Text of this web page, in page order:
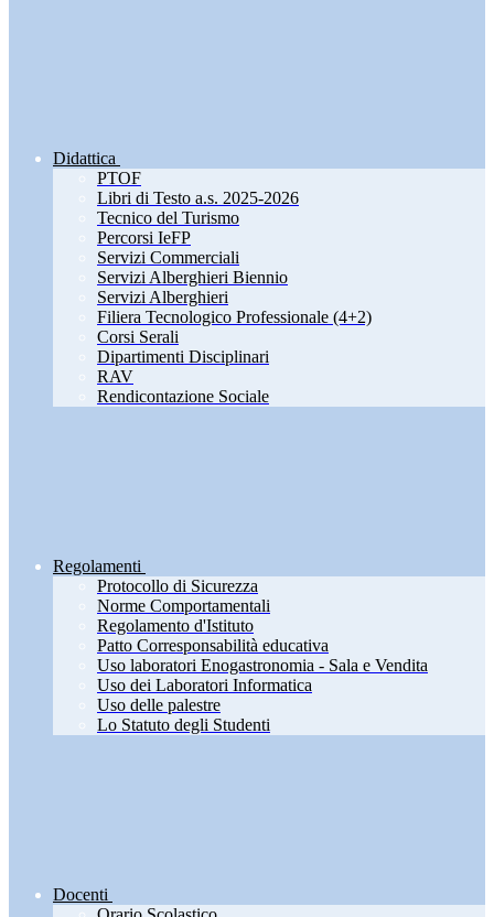
Didattica
PTOF
Libri di Testo a.s. 2025-2026
Tecnico del Turismo
Percorsi IeFP
Servizi Commerciali
Servizi Alberghieri Biennio
Servizi Alberghieri
Filiera Tecnologico Professionale (4+2)
Corsi Serali
Dipartimenti Disciplinari
RAV
Rendicontazione Sociale
Regolamenti
Protocollo di Sicurezza
Norme Comportamentali
Regolamento d'Istituto
Patto Corresponsabilità educativa
Uso laboratori Enogastronomia - Sala e Vendita
Uso dei Laboratori Informatica
Uso delle palestre
Lo Statuto degli Studenti
Docenti